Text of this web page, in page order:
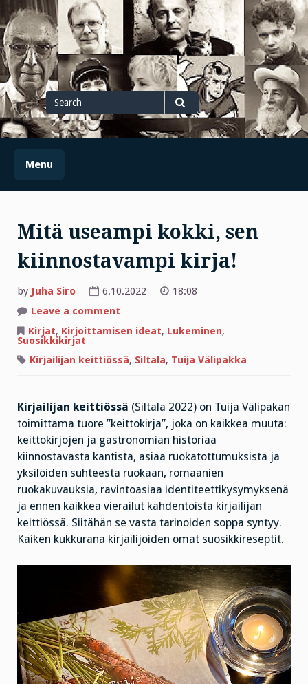
Skip
to
content
Search
for
Search
Menu
Mitä useampi kokki, sen
kiinnostavampi kirja!
by Juha Siro 6.10.2022
18:08
Leave a comment
useampi
kiinnostavampi
kirja!
Kirjat, Kirjoittamisen ideat, Lukeminen,
Suosikkikirjat
Kirjailijan keittiössä, Siltala, Tuija Välipakka
Kirjailijan keittiössä (Siltala 2022) on Tuija Välipakan
toimittama tuore ”keittokirja”, joka on kaikkea muuta:
keittokirjojen ja gastronomian historiaa
kiinnostavasta kantista, asiaa ruokatottumuksista ja
yksilöiden suhteesta ruokaan, romaanien
ruokakuvauksia, ravintoasiaa identiteettikysymyksenä
ja ennen kaikkea vierailut kahdentoista kirjailijan
keittiössä. Siitähän se vasta tarinoiden soppa syntyy.
Kaiken kukkurana kirjailijoiden omat suosikkireseptit.